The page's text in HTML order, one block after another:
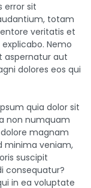
error sit
totam
veritatis et
Nemo
aspernatur aut
dolores eos qui
quia dolor sit
non numquam
magnam
minima veniam,
suscipit
consequatur?
in ea voluptate